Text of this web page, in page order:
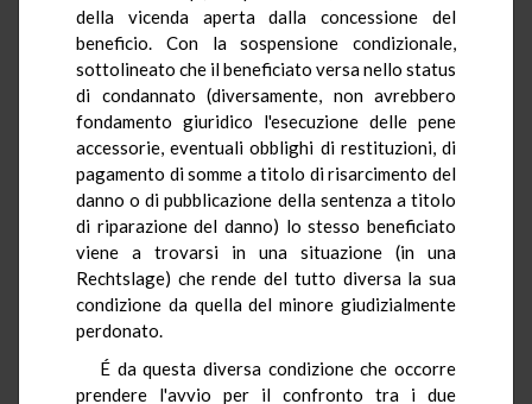
della vicenda aperta dalla concessione del
beneficio. Con la sospensione condizionale,
sottolineato che il beneficiato versa nello status
di condannato (diversamente, non avrebbero
fondamento giuridico l'esecuzione delle pene
accessorie, eventuali obblighi di restituzioni, di
pagamento di somme a titolo di risarcimento del
danno o di pubblicazione della sentenza a titolo
di riparazione del danno) lo stesso beneficiato
viene a trovarsi in una situazione (in una
Rechtslage) che rende del tutto diversa la sua
condizione da quella del minore giudizialmente
perdonato.
É da questa diversa condizione che occorre
prendere l'avvio per il confronto tra i due